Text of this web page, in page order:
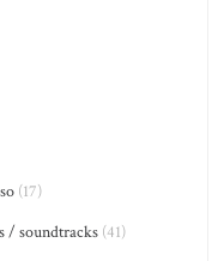
(17)
/ soundtracks(41)